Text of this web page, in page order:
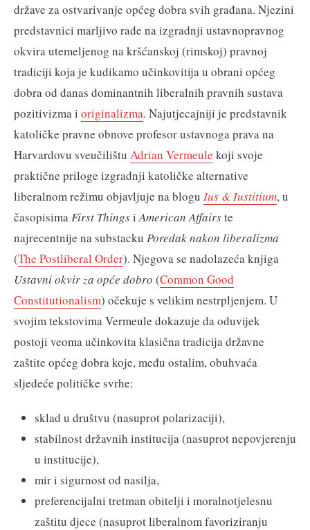
države za ostvarivanje općeg dobra svih građana. Njezini
predstavnici marljivo rade na izgradnji ustavnopravnog
okvira utemeljenog na kršćanskoj (rimskoj) pravnoj
tradiciji koja je kudikamo učinkovitija u obrani općeg
dobra od danas dominantnih liberalnih pravnih sustava
pozitivizma i originalizma. Najutjecajniji je predstavnik
katoličke pravne obnove profesor ustavnoga prava na
Harvardovu sveučilištu Adrian Vermeule koji svoje
praktične priloge izgradnji katoličke alternative
liberalnom režimu objavljuje na blogu Ius & Iustitium, u
časopisimaFirst ThingsiAmerican Affairste
najrecentnije na substacku Poredak nakon liberalizma
(The Postliberal Order). Njegova se nadolazeća knjiga
Ustavni okvir za opće dobro (Common Good
Constitutionalism) očekuje s velikim nestrpljenjem. U
svojim tekstovima Vermeule dokazuje da oduvijek
postoji veoma učinkovita klasična tradicija državne
zaštite općeg dobra koje, među ostalim, obuhvaća
sljedeće političke svrhe:
sklad u društvu (nasuprot polarizaciji),
stabilnost državnih institucija (nasuprot nepovjerenju
u institucije),
mir i sigurnost od nasilja,
preferencijalni tretman obitelji i moralnotjelesnu
zaštitu djece (nasuprot liberalnom favoriziranju